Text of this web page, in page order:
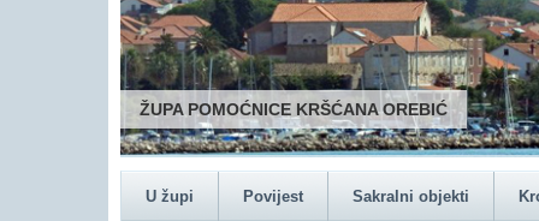
ŽUPA POMOĆNICE KRŠĆANA OREBIĆ
U župi Povijest Sakralni objekti